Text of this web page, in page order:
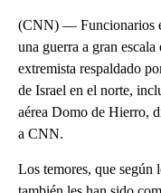
(CNN) — Funcionarios
una guerra a gran
extremista respaldado
de Israel en el norte,
aérea Domo de Hierro,
a CNN.
Los temores, que según